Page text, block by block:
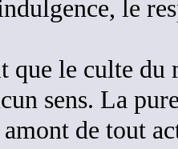
le
le culte du
sens. La
de tout